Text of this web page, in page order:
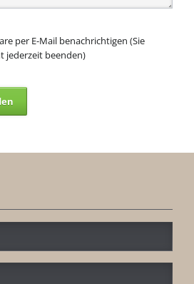
per E-Mail benachrichtigen (Sie
jederzeit beenden)